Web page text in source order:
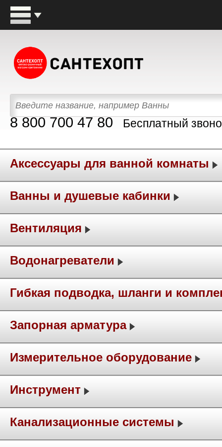
8 800 700 47 80 Бесплатный
Аксессуары для ванной комнаты
Ванны и душевые кабинки
Вентиляция
Водонагреватели
Гибкая подводка, шланги и
Запорная арматура
Измерительное оборудование
Инструмент
Канализационные системы